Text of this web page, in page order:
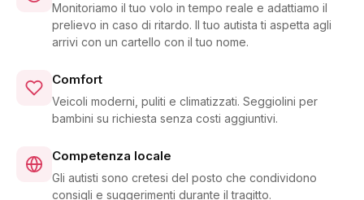
Monitoriamo il tuo volo in tempo reale e adattiamo il
prelievo in caso di ritardo. Il tuo autista ti aspetta agli
arrivi con un cartello con il tuo nome.
Comfort
Veicoli moderni, puliti e climatizzati. Seggiolini per
bambini su richiesta senza costi aggiuntivi.
Competenza locale
Gli autisti sono cretesi del posto che condividono
consigli e suggerimenti durante il tragitto.